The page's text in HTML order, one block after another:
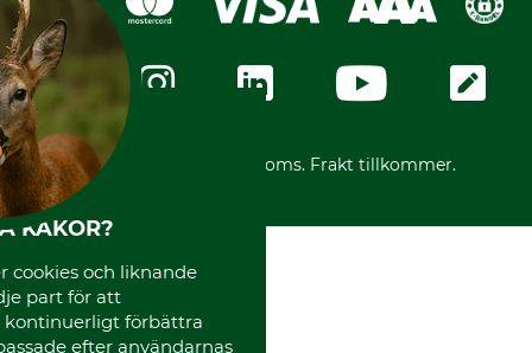
Dataskydd
Integritetspolicy
Ångerrätt
Ångerrätt för din beställning
Reklamationer
Frakter
GRUBE-Gruppen
Företagsuppgifter
Karriär
Vår personal
Varumärken
Mässor
Instagram TOS
Media
Code of Conduct
*Alla priser inklusive moms. Frakt tillkommer.
KAKOR?
cookies och liknande
part för att
kontinuerligt förbättra
efter användarnas